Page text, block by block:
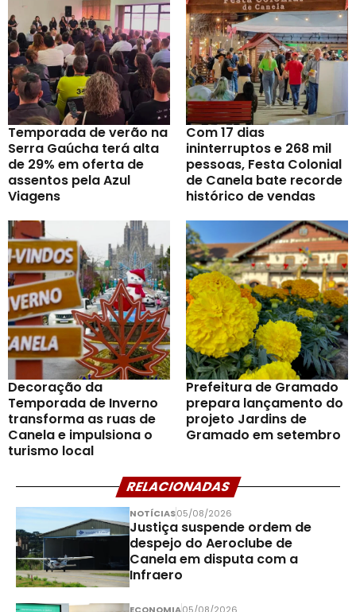
Temporada de verão na
Serra Gaúcha terá alta
de 29% em oferta de
assentos pela Azul
Viagens
Com 17 dias
ininterruptos e 268 mil
pessoas, Festa Colonial
de Canela bate recorde
histórico de vendas
Decoração da
Temporada de Inverno
transforma as ruas de
Canela e impulsiona o
turismo local
Prefeitura de Gramado
prepara lançamento do
projeto Jardins de
Gramado em setembro
RELACIONADAS
NOTÍCIAS05/08/2026
Justiça suspende ordem de
despejo do Aeroclube de
Canela em disputa com a
Infraero
ECONOMIA05/08/2026